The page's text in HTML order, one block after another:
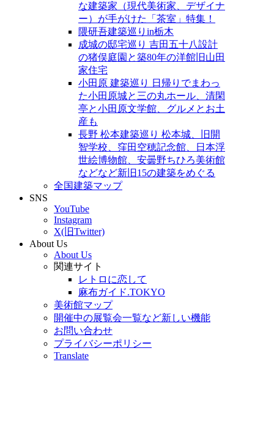
な建築家（現代美術家、デザイナ
ー）が手がけた「茶室」特集！
隈研吾建築巡りin栃木
成城の邸宅巡り 吉田五十八設計
の猪俣庭園と築80年の洋館旧山田
家住宅
小田原 建築巡り 日帰りでまわっ
た小田原城と三の丸ホール、清閑
亭と小田原文学館、グルメとお土
産も
長野 松本建築巡り 松本城、旧開
智学校、窪田空穂記念館、日本浮
世絵博物館、安曇野ちひろ美術館
などなど新旧15の建築をめぐる
全国建築マップ
SNS
YouTube
Instagram
X(旧Twitter)
About Us
About Us
関連サイト
レトロに恋して
麻布ガイド.TOKYO
美術館マップ
開催中の展覧会一覧など新しい機能
お問い合わせ
プライバシーポリシー
Translate